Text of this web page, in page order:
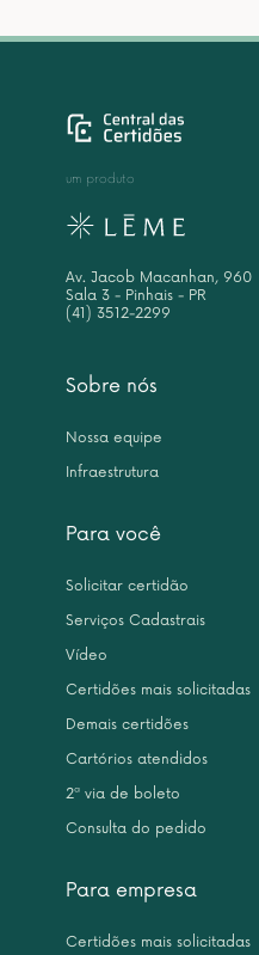
Sobre nós
Nossa equipe
Infraestrutura
Para você
Solicitar certidão
Serviços Cadastrais
Vídeo
Certidões mais solicitadas
Demais certidões
Cartórios atendidos
2ª via de boleto
Consulta do pedido
Para empresa
Certidões mais solicitadas
um produto
Av. Jacob Macanhan, 960
Sala 3 - Pinhais - PR
(41) 3512-2299